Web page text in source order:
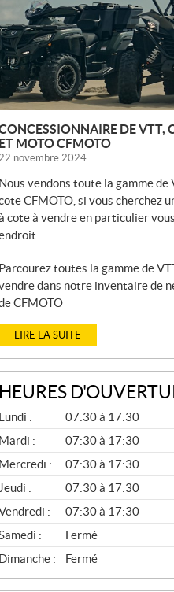
L
DE VTT,
ET MOTO CFMOTO
22 novembre 2024
Nous vendons toute la gamme de
CFMOTO, si vous cherchez
cote à vendre en particulier
Parcourez toutes la gamme de
dans notre inventaire de
CFMOTO
LIRE LA SUITE
HEURES
P
È
E
S
V
I
Lundi :
07:30 à 17:30
Mardi :
07:30 à 17:30
Mercredi :
07:30 à 17:30
Jeudi :
07:30 à 17:30
:
07:30 à 17:30
:
Fermé
Dimanche :
Fermé